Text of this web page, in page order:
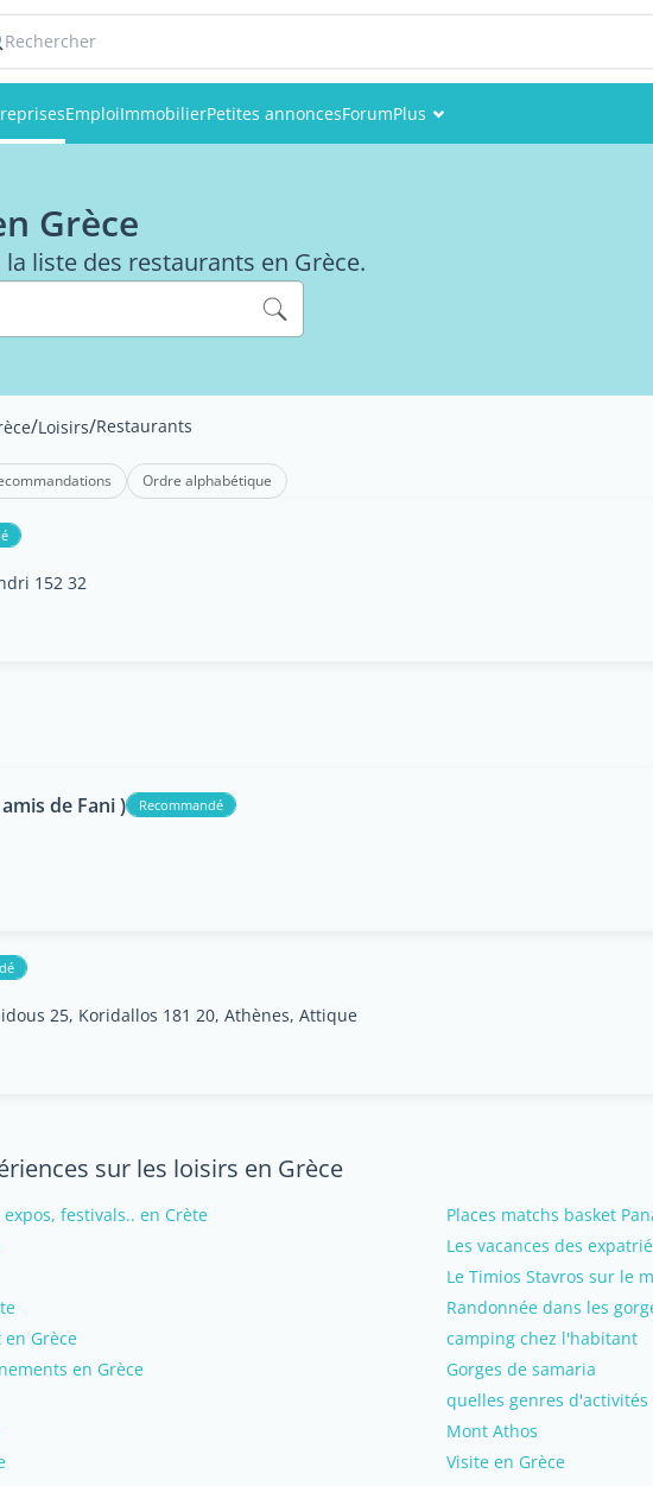
Rechercher
EmploiImmobilierPetites annoncesForumPlus
Grèce
liste des restaurants en Grèce.
/Loisirs/Restaurants
Ordre alphabétique
152 32
amis de Fani ) Recommandé
25, Koridallos 181 20, Athènes, Attique
sur les loisirs en Grèce
festivals.. en Crète
Places matchs basket
Les vacances des
Le Timios Stavros sur le
Randonnée dans les
Grèce
camping chez l'habitant
en Grèce
Gorges de samaria
quelles genres
Mont Athos
Visite en Grèce